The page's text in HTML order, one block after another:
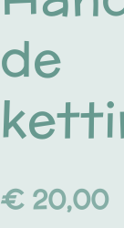
de
€ 20,00